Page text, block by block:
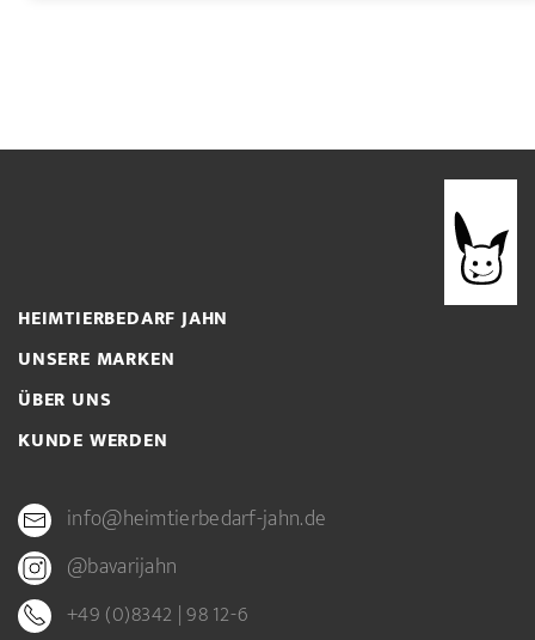
HEIMTIERBEDARF JAHN
UNSERE MARKEN
ÜBER UNS
KUNDE WERDEN
info@heimtierbedarf-jahn.de
@bavarijahn
+49 (0)8342 | 98 12-6